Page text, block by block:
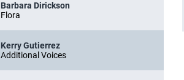
Barbara Dirickson
Flora
Kerry Gutierrez
Additional Voices